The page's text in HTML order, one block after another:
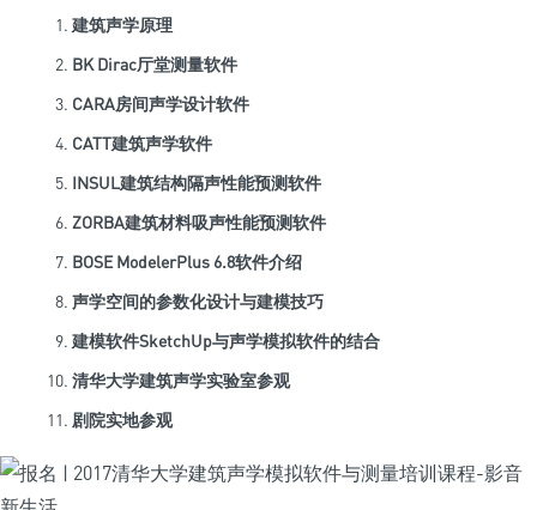
建筑声学原理
BK Dirac厅堂测量软件
CARA房间声学设计软件
CATT建筑声学软件
INSUL建筑结构隔声性能预测软件
ZORBA建筑材料吸声性能预测软件
BOSE ModelerPlus 6.8软件介绍
声学空间的参数化设计与建模技巧
建模软件SketchUp与声学模拟软件的结合
清华大学建筑声学实验室参观
剧院实地参观